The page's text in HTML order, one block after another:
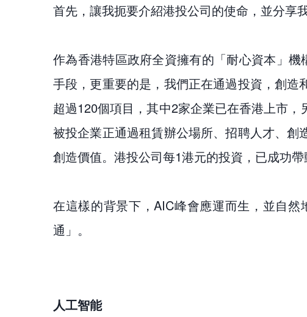
首先，讓我扼要介紹港投公司的使命，並分享
作為香港特區政府全資擁有的「耐心資本」
手段，更重要的是，我們正在通過投資，創
超過120個項目，其中2家企業已在香港上市
被投企業正通過租賃辦公場所、招聘人才、
創造價值。港投公司每1港元的投資，已成功
在這樣的背景下，AIC峰會應運而生，並自
通」。
人工智能